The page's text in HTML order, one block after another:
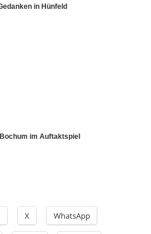
in Hünfeld
im Auftaktspiel
X WhatsApp